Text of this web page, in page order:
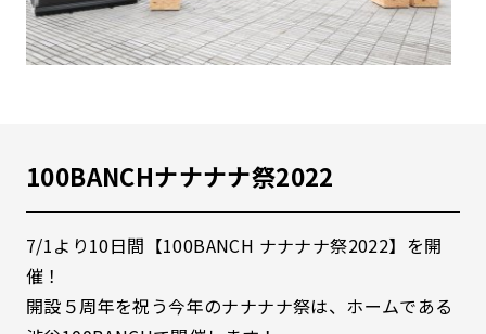
100BANCHナナナナ祭2022
7/1より10日間【100BANCH ナナナナ祭2022】を開
催！
開設５周年を祝う今年のナナナナ祭は、ホームである